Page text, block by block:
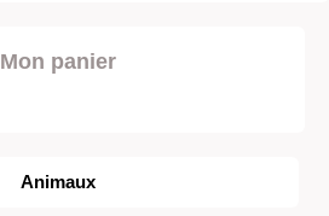
Mon panier
Animaux